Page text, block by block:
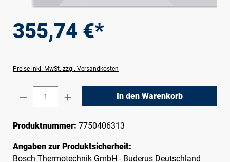
355,74 €*
Preise inkl. MwSt. zzgl. Versandkosten
Produkt Anzahl: Gib den gewünschten
In den Warenkorb
Produktnummer: 7750406313
Angaben zur Produktsicherheit:
Bosch Thermotechnik GmbH - Buderus Deutschland